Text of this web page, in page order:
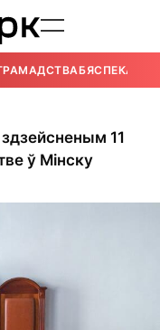
БЯСПЕКА
11
ў Мінску